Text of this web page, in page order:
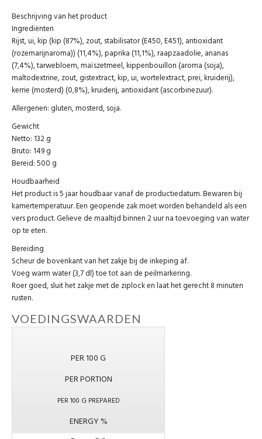
Beschrijving van het product
Ingrediënten
Rijst, ui, kip (kip (87%), zout, stabilisator (E450, E451), antioxidant
(rozemarijnaroma)) (11,4%), paprika (11,1%), raapzaadolie, ananas
(7,4%), tarwebloem, maïszetmeel, kippenbouillon (aroma (soja),
maltodextrine, zout, gistextract, kip, ui, wortelextract, prei, kruiderij),
kerrie (mosterd) (0,8%), kruiderij, antioxidant (ascorbinezuur).
Allergenen: gluten, mosterd, soja.
Gewicht
Netto: 132 g
Bruto: 149 g
Bereid: 500 g
Houdbaarheid
Het product is 5 jaar houdbaar vanaf de productiedatum. Bewaren bij
kamertemperatuur. Een geopende zak moet worden behandeld als een
vers product. Gelieve de maaltijd binnen 2 uur na toevoeging van water
op te eten.
Bereiding
Scheur de bovenkant van het zakje bij de inkeping af.
Voeg warm water (3,7 dl) toe tot aan de peilmarkering.
Roer goed, sluit het zakje met de ziplock en laat het gerecht 8 minuten
rusten.
VOEDINGSWAARDEN
PER 100 G
PER PORTION
PER 100 G PREPARED
ENERGY %